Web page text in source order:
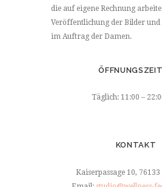
die auf eigene Rechnung
Veröffentlichung der Bilder und
im Auftrag der Damen.
Täglich: 11:00 –
KONTAKT
Kaiserpassage 10,